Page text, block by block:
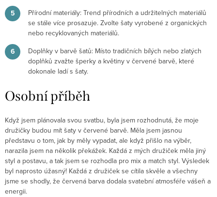
Přírodní materiály: Trend přírodních a udržitelných materiálů
se stále více prosazuje. Zvolte šaty vyrobené z organických
nebo recyklovaných materiálů.
Doplňky v barvě šatů: Místo tradičních bílých nebo zlatých
doplňků zvažte šperky a květiny v červené barvě, které
dokonale ladí s šaty.
Osobní příběh
Když jsem plánovala svou svatbu, byla jsem rozhodnutá, že moje
družičky budou mít šaty v červené barvě. Měla jsem jasnou
představu o tom, jak by měly vypadat, ale když přišlo na výběr,
narazila jsem na několik překážek. Každá z mých družiček měla jiný
styl a postavu, a tak jsem se rozhodla pro mix a match styl. Výsledek
byl naprosto úžasný! Každá z družiček se cítila skvěle a všechny
jsme se shodly, že červená barva dodala svatební atmosféře vášeň a
energii.